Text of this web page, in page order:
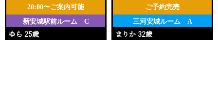
新安城駅前ルーム C
20:00〜ご案内可能
ゆら 25歳
三河安城ルーム A
ご予約完売
まりか 32歳